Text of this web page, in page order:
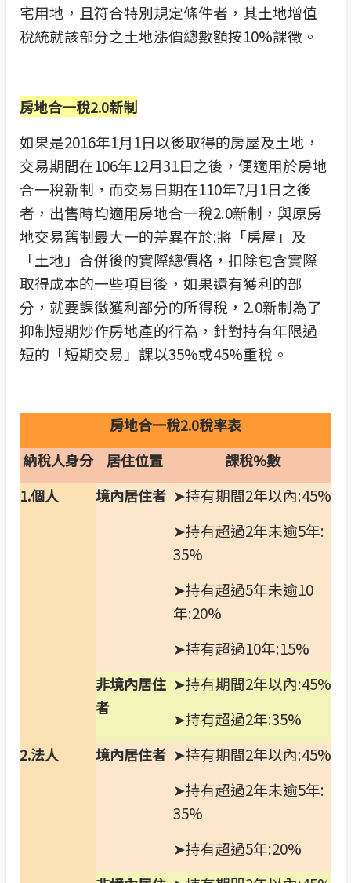
宅用地，且符合特別規定條件者，其土地增值
稅統就該部分之土地漲價總數額按10%課徵。
房地合一稅2.0新制
如果是2016年1月1日以後取得的房屋及土地，
交易期間在106年12月31日之後，便適用於房地
合一稅新制，而交易日期在110年7月1日之後
者，出售時均適用房地合一稅2.0新制，與原房
地交易舊制最大一的差異在於:將「房屋」及
「土地」合併後的實際總價格，扣除包含實際
取得成本的一些項目後，如果還有獲利的部
分，就要課徵獲利部分的所得稅，2.0新制為了
抑制短期炒作房地產的行為，針對持有年限過
短的「短期交易」課以35%或45%重稅。
房地合一稅2.0稅率表
納稅人身分
居住位置
課稅%數
1.個人 境內居住者 ➤持有期間2年以內:45%
➤持有超過2年未逾5年:
35%
➤持有超過5年未逾10
年:20%
➤持有超過10年:15%
非境內居住
者
➤持有期間2年以內:45%
➤持有超過2年:35%
2.法人 境內居住者 ➤持有期間2年以內:45%
➤持有超過2年未逾5年:
35%
➤持有超過5年:20%